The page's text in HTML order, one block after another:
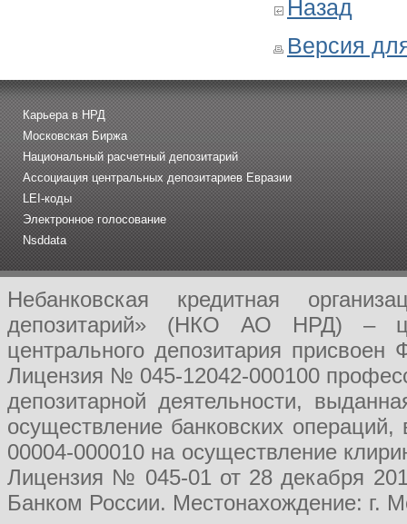
Назад
Версия
Карьера в НРД
Московская Биржа
Национальный расчетный депозитарий
Ассоциация центральных депозитариев Евразии
LEI-коды
Электронное голосование
Nsddata
Небанковская кредитная
депозитарий» (НКО АО НРД) –
центрального депозитария
Лицензия № 045-12042-000100
депозитарной деятельности,
осуществление банковских
00004-000010 на осуществление
Лицензия № 045-01 от 28 декабря
Банком России. Местонахождение: г.